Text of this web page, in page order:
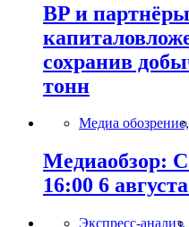
BP и
сохранив
тонн
Медиа обозрение,
Медиаобзор: С
16:00 6
Экспресс-анализ,